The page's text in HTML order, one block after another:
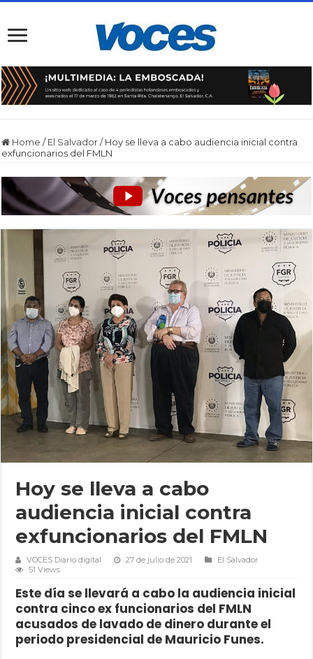
Home / El Salvador / Hoy se lleva a cabo audiencia inicial contra
exfuncionarios del FMLN
Hoy se lleva a cabo
audiencia inicial contra
exfuncionarios del FMLN
VOCES Diario digital 27 de julio de 2021
El Salvador
51 Views
Este día se llevará a cabo la audiencia inicial
contra cinco ex funcionarios del FMLN
acusados de lavado de dinero durante el
periodo presidencial de Mauricio Funes.